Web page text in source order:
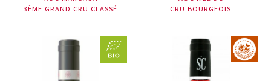
3ÈME GRAND CRU CLASSÉ
CRU BOURGEOIS